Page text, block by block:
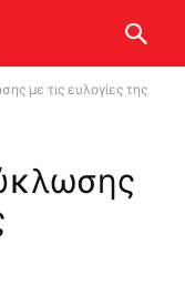
με τις ευλογίες της